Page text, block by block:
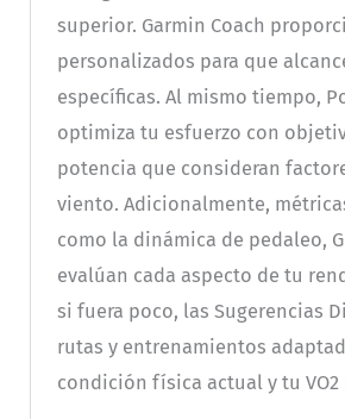
superior. Garmin Coach
personalizados para que
específicas. Al mismo tiempo,
optimiza tu esfuerzo con
potencia que consideran
viento. Adicionalmente,
como la dinámica de pedaleo,
evalúan cada aspecto de tu
si fuera poco, las Sugerencias
rutas y entrenamientos
condición física actual y tu VO2